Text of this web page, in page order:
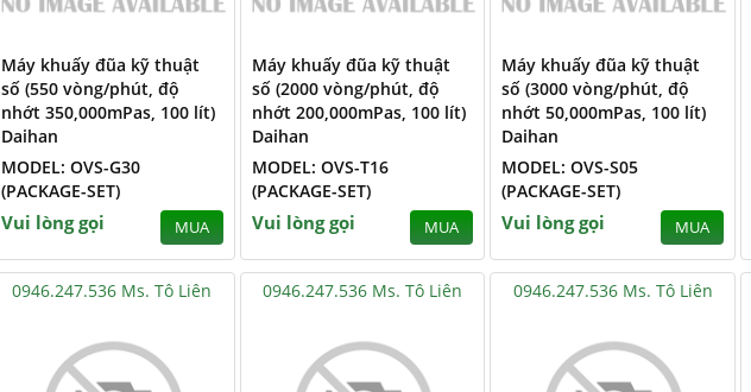
Máy khuấy đũa kỹ thuật
số (550 vòng/phút, độ
nhớt 350,000mPas, 100 lít)
Daihan
MODEL: OVS-G30
(PACKAGE-SET)
Vui lòng gọi MUA
Máy khuấy đũa kỹ thuật
số (2000 vòng/phút, độ
nhớt 200,000mPas, 100 lít)
Daihan
MODEL: OVS-T16
(PACKAGE-SET)
Vui lòng gọi MUA
Máy khuấy đũa kỹ thuật
số (3000 vòng/phút, độ
nhớt 50,000mPas, 100 lít)
Daihan
MODEL: OVS-S05
(PACKAGE-SET)
Vui lòng gọi MUA
0946.247.536 Ms. Tô Liên 0946.247.536 Ms. Tô Liên 0946.247.536 Ms. Tô Liên